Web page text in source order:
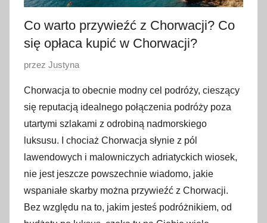
Co warto przywieźć z Chorwacji? Co
się opłaca kupić w Chorwacji?
O
u
b
l
i
k
o
w
a
n
przez Justyna
Chorwacja to obecnie modny cel podróży, cieszący
się reputacją idealnego połączenia podróży poza
utartymi szlakami z odrobiną nadmorskiego
luksusu. I chociaż Chorwacja słynie z pól
lawendowych i malowniczych adriatyckich wiosek,
nie jest jeszcze powszechnie wiadomo, jakie
wspaniałe skarby można przywieźć z Chorwacji.
Bez względu na to, jakim jesteś podróżnikiem, od